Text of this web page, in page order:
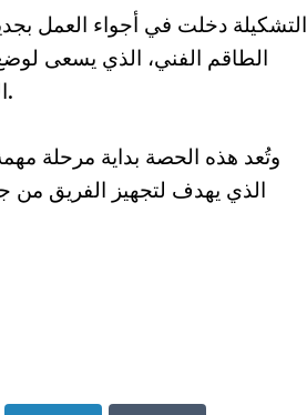
التشكيلة دخلت في أجواء العمل
الطاقم الفني، الذي يسعى لوضع
الإعداد البدني والتكتيكي.
وتُعد هذه الحصة بداية مرحلة
الذي يهدف لتجهيز الفريق من